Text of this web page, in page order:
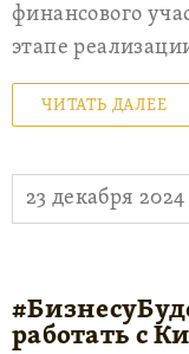
финансового
этапе
ЧИТАТЬ ДАЛЕЕ
23 декабря 2024
работать с